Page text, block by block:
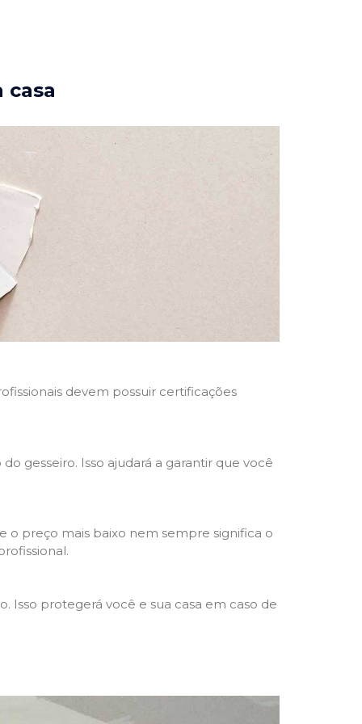
casa
devem possuir certificações
gesseiro. Isso ajudará a garantir que você
o preço mais baixo nem sempre significa o
Isso protegerá você e sua casa em caso de